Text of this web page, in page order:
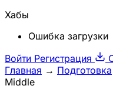
Хабы
Ошибка загрузки
Войти Регистрация
Главная → Подготовка
Middle